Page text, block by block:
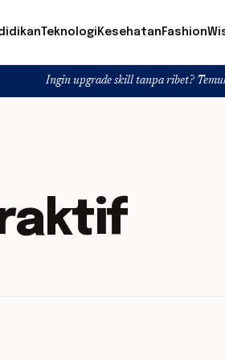
Teknologi Kesehatan Fashion
upgrade skill tanpa ribet? Temukan kelas